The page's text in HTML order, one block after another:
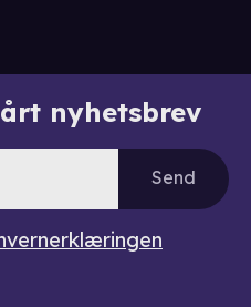
nyhetsbrev
Send